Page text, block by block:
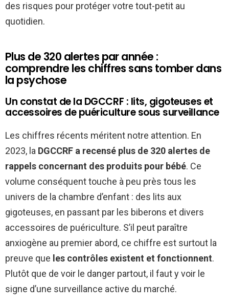
des risques pour protéger votre tout-petit au
quotidien.
Plus de 320 alertes par année :
comprendre les chiffres sans tomber dans
la psychose
Un constat de la DGCCRF : lits, gigoteuses et
accessoires de puériculture sous surveillance
Les chiffres récents méritent notre attention. En
2023, la DGCCRF a recensé plus de 320 alertes de
rappels concernant des produits pour bébé. Ce
volume conséquent touche à peu près tous les
univers de la chambre d’enfant : des lits aux
gigoteuses, en passant par les biberons et divers
accessoires de puériculture. S’il peut paraître
anxiogène au premier abord, ce chiffre est surtout la
preuve que les contrôles existent et fonctionnent.
Plutôt que de voir le danger partout, il faut y voir le
signe d’une surveillance active du marché.